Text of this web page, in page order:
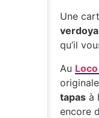
Une
qu’il
Au
tapas à
encore